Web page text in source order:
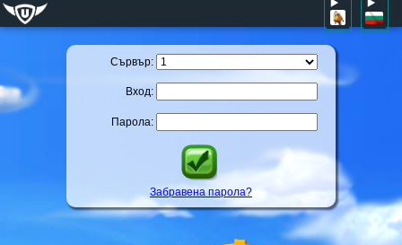
Сървър:
Вход:
Парола:
Забравена парола?